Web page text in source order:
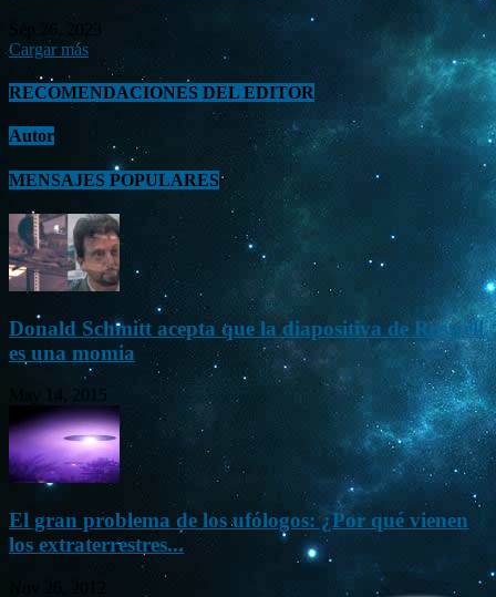
Sep 26, 2023
Cargar más
RECOMENDACIONES DEL EDITOR
Autor
MENSAJES POPULARES
Donald Schmitt acepta que la diapositiva de Roswell
es una momia
May 14, 2015
El gran problema de los ufólogos: ¿Por qué vienen
los extraterrestres...